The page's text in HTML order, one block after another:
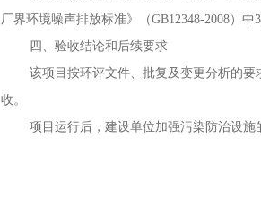
厂界环境噪声排放标准》（GB12348-2008）中
四、验收结论和后续要求
该项目按环评文件、批复及变更分析的要求
收。
项目运行后，建设单位加强污染防治设施的